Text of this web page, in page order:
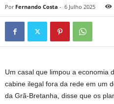
Por Fernando Costa - 6 Julho 2025
Um casal que limpou a economia
cabine ilegal fora da rede em um
da Grã-Bretanha, disse que os